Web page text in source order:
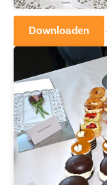
Downloaden